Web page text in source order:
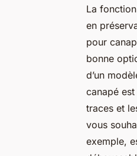
La
en
pour
bonne
d’un
canapé
traces et
vous
exemple,